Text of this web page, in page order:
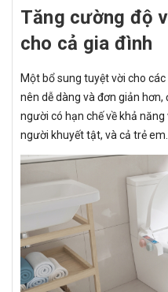
Tăng cường độ
cho cả gia đình
Một bổ sung tuyệt vời cho
nên dễ dàng và đơn giản
người có hạn chế về khả
người khuyết tật, và cả trẻ em.